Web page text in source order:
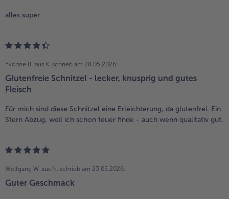
alles super
Yvonne B. aus K. schrieb am 28.05.2026:
Glutenfreie Schnitzel - lecker, knusprig und gutes
Fleisch
Für mich sind diese Schnitzel eine Erleichterung, da glutenfrei. Ein
Stern Abzug, weil ich schon teuer finde - auch wenn qualitativ gut.
Wolfgang W. aus N. schrieb am 23.05.2026:
Guter Geschmack